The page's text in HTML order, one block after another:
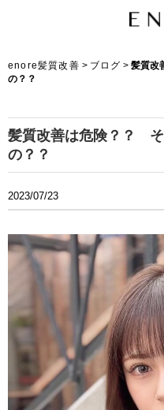
enore髪質改善 > ブログ >髪質改
の？？
髪質改善は危険？？
の？？
2023/07/23